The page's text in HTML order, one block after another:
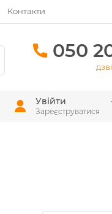
Контакти
050
Увійти
Зареєструватися